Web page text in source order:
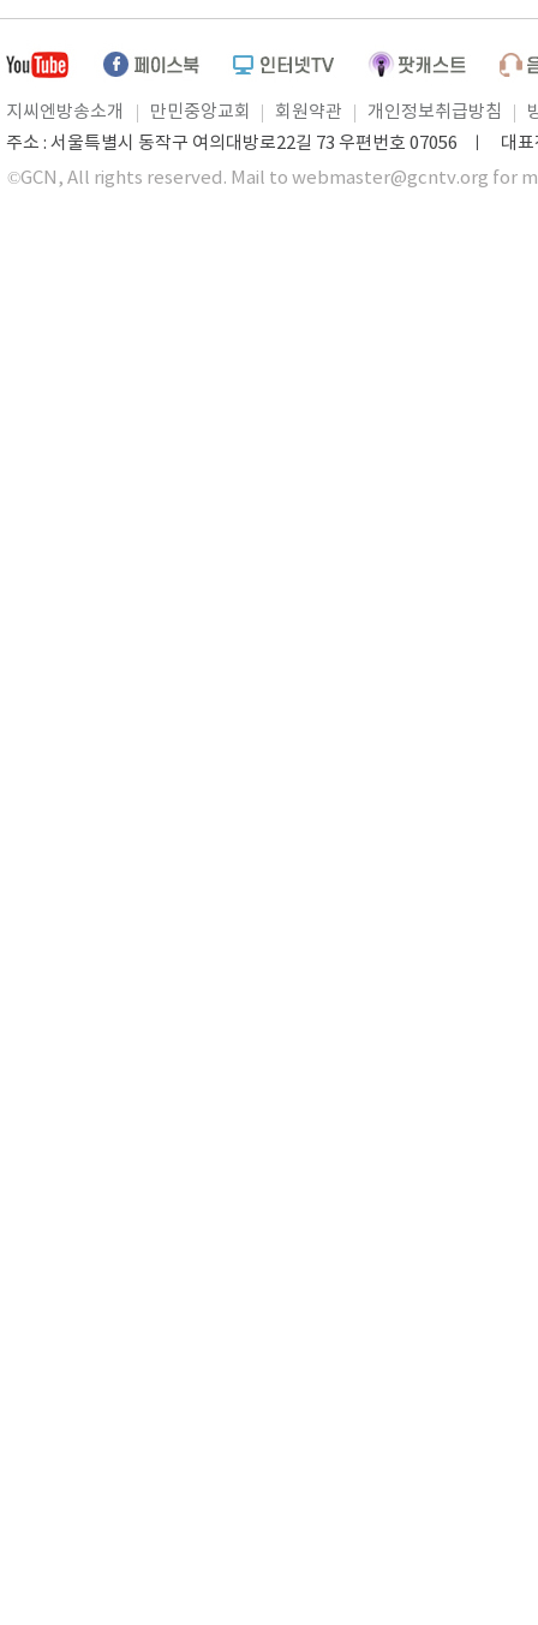
지씨엔방송소개 만민중앙교회 회원약관 개인정보취급방침
주소 : 서울특별시 동작구 여의대방로22길 73 우편번호 07056 ㅣ 대
©GCN, All rights reserved. Mail to webmaster@gcntv.org for